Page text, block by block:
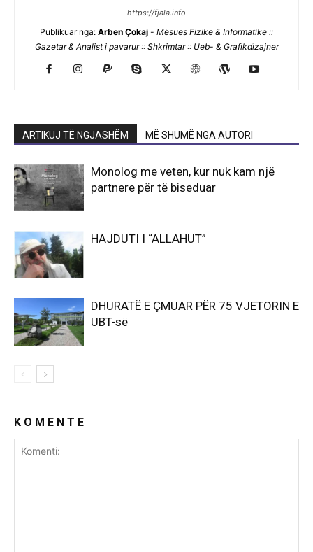
https://fjala.info
Publikuar nga: Arben Çokaj - Mësues Fizike & Informatike ::
Gazetar & Analist i pavarur :: Shkrimtar :: Ueb- & Grafikdizajner
ARTIKUJ TË NGJASHËM MË SHUMË NGA AUTORI
Monolog me veten, kur nuk kam një
partnere për të biseduar
HAJDUTI I “ALLAHUT”
DHURATË E ÇMUAR PËR 75 VJETORIN E
UBT-së
K O M E N T E